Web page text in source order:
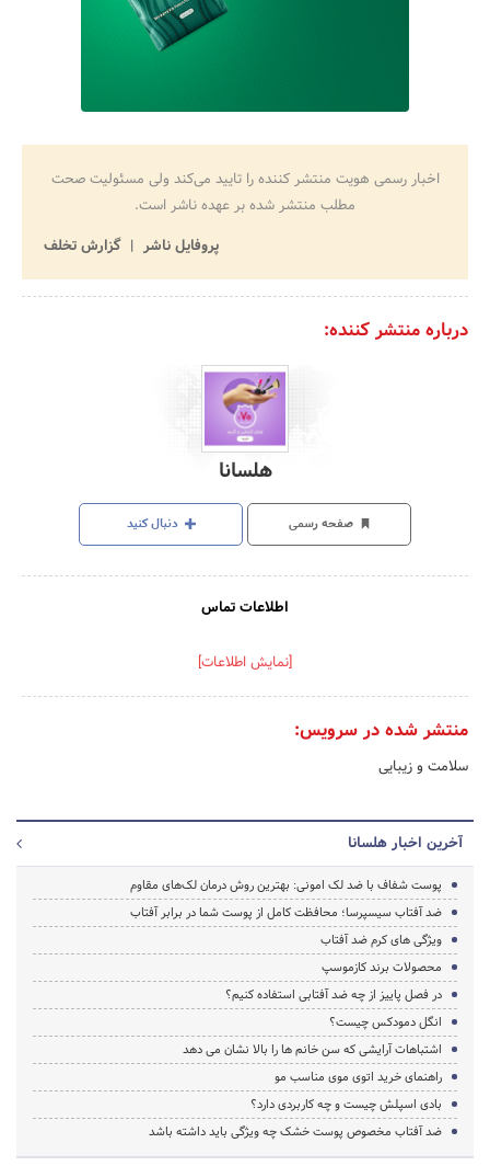
اخبار رسمی هویت منتشر کننده را تایید می‌کند ولی مسئولیت صحت
مطلب منتشر شده بر عهده ناشر است.
پروفایل ناشر
گزارش تخلف
درباره منتشر کننده:
هلسانا
صفحه رسمی دنبال کنید
اطلاعات تماس
[نمایش اطلاعات]
منتشر شده در سرویس:
سلامت و زیبایی
آخرین اخبار هلسانا
پوست شفاف با ضد لک امونی: بهترین روش درمان لک‌های مقاوم
ضد آفتاب سیسپرسا؛ محافظت کامل از پوست شما در برابر آفتاب
ویژگی های کرم ضد آفتاب
محصولات برند کازموسپ
در فصل پاییز از چه ضد آفتابی استفاده کنیم؟
انگل دمودکس چیست؟
اشتباهات آرایشی که سن خانم ها را بالا نشان می دهد
راهنمای خرید اتوی موی مناسب مو
بادی اسپلش چیست و چه کاربردی دارد؟
ضد آفتاب مخصوص پوست خشک چه ویژگی باید داشته باشد